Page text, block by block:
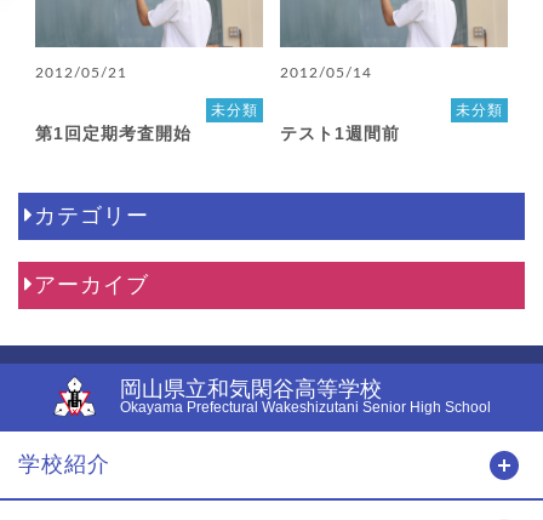
2012/05/21
未分類
第1回定期考査開始
2012/05/14
未分類
テスト1週間前
カテゴリー
アーカイブ
岡山県立和気閑谷高等学校
Okayama Prefectural Wakeshizutani Senior High School
学校紹介